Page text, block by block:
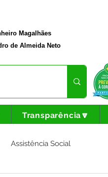
Magalhães
de Almeida Neto
Transparência🔽
Assistência Social